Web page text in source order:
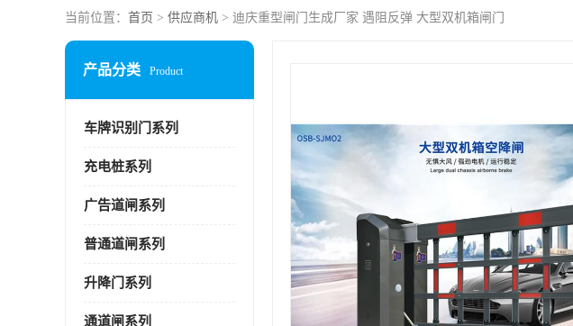
当前位置： 首页 > 供应商机 > 迪庆重型闸门生成厂家 遇阻反弹 大型双机箱闸门
产品分类 Product
车牌识别门系列
充电桩系列
广告道闸系列
普通道闸系列
升降门系列
通道闸系列